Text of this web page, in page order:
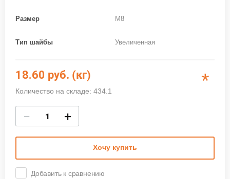
Размер M8
Тип шайбы Увеличенная
18.60 руб. (кг)
Количество на складе: 434.1 *
− +
Хочу купить
Добавить к сравнению